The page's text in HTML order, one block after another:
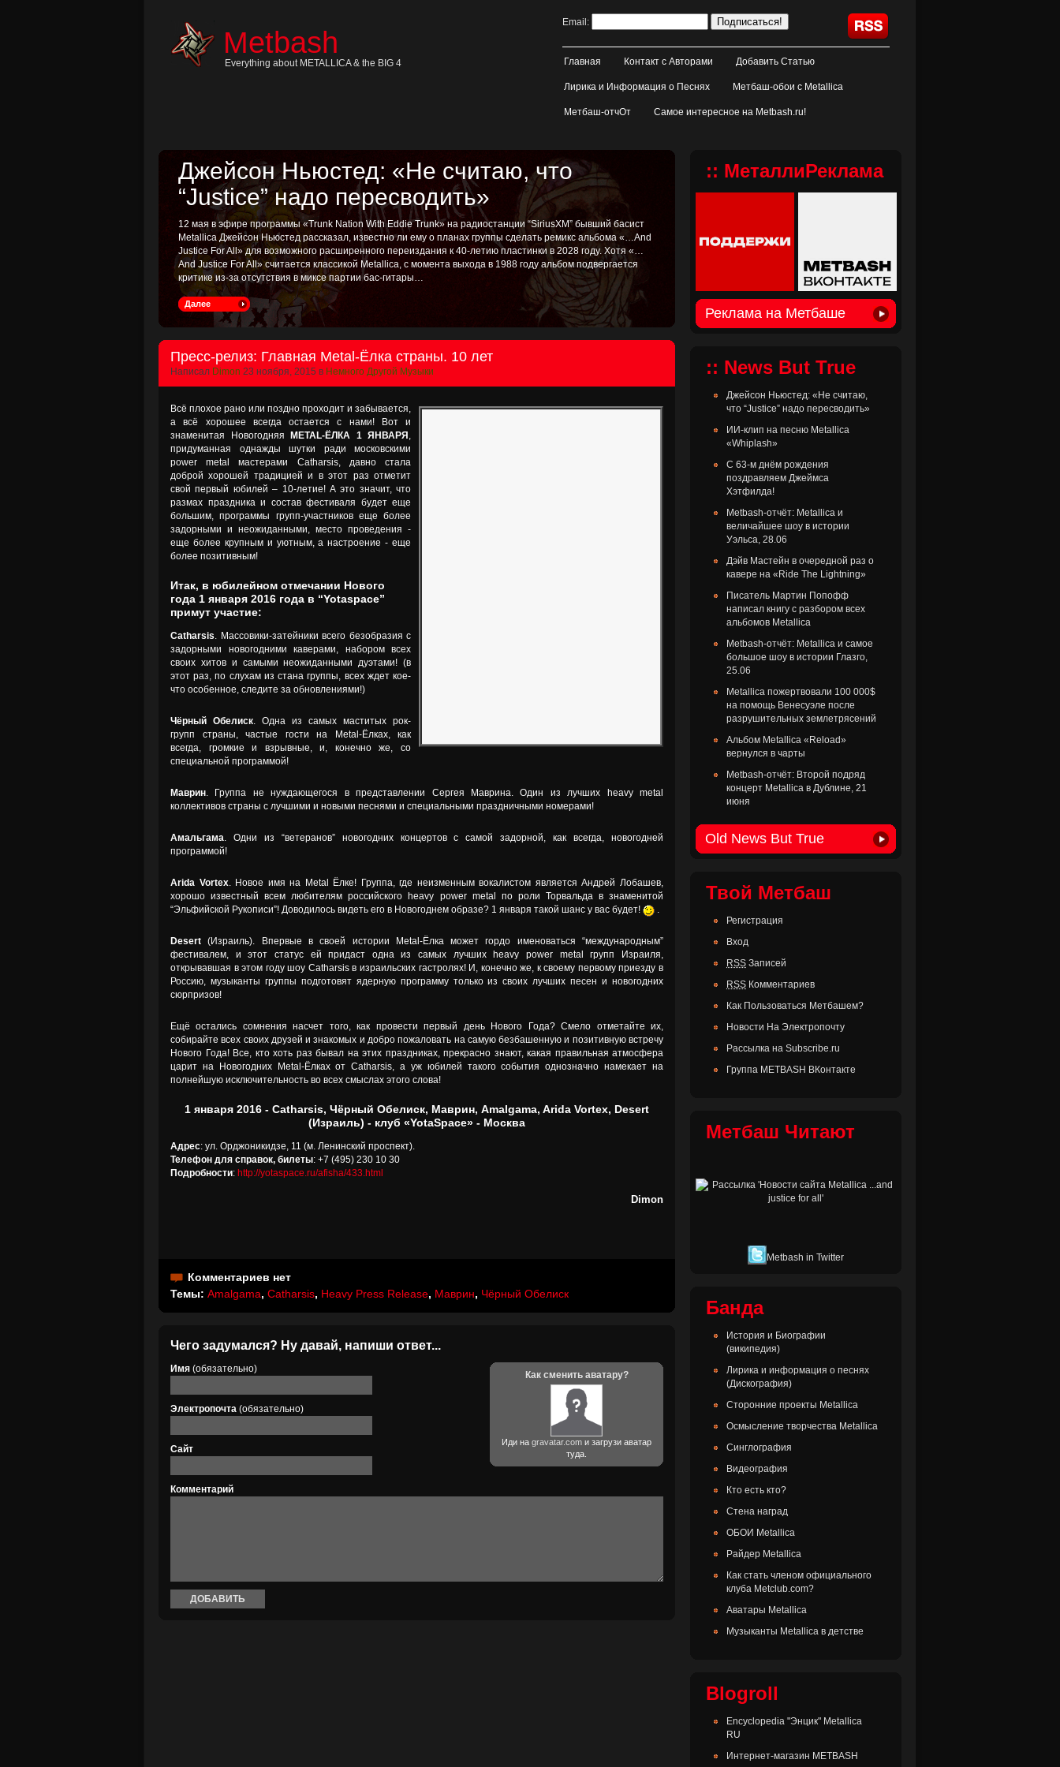
Metbash
Everything about METALLICA & the BIG 4
Email:
Главная Контакт с Авторами Добавить Статью
Лирика и Информация о Песнях Метбаш-обои с Metallica
Метбаш-отчОт Самое интересное на Metbash.ru!
Джейсон Ньюстед: «Не считаю, что
“Justice” надо пересводить»
12 мая в эфире программы «Trunk Nation With Eddie Trunk» на радиостанции “SiriusXM” бывший басист
Metallica Джейсон Ньюстед рассказал, известно ли ему о планах группы сделать ремикс альбома «…And
Justice For All» для возможного расширенного переиздания к 40-летию пластинки в 2028 году. Хотя «…
And Justice For All» считается классикой Metallica, с момента выхода в 1988 году альбом подвергается
критике из-за отсутствия в миксе партии бас-гитары…
Далее
Пресс-релиз: Главная Metal-Ёлка страны. 10 лет
Написал Dimon 23 ноября, 2015 в Немного Другой Музыки
Всё плохое рано или поздно проходит и забывается,
а всё хорошее всегда остается с нами! Вот и
знаменитая Новогодняя
METAL-ЁЛКА 1 ЯНВАРЯ ,
придуманная однажды шутки ради московскими
power metal мастерами Catharsis, давно стала
доброй хорошей традицией и в этот раз отметит
свой первый юбилей – 10-летие! А это значит, что
размах праздника и состав фестиваля будет еще
большим, программы групп-участников еще более
задорными и неожиданными, место проведения -
еще более крупным и уютным, а настроение - еще
более позитивным!
Итак, в юбилейном отмечании Нового
года 1 января 2016 года в “Yotaspace”
примут участие:
Catharsis. Массовики-затейники всего безобразия с
задорными новогодними каверами, набором всех
своих хитов и самыми неожиданными дуэтами! (в
этот раз, по слухам из стана группы, всех ждет кое-
что особенное, следите за обновлениями!)
Чёрный Обелиск. Одна из самых маститых рок-
групп страны, частые гости на Metal-Ёлках, как
всегда, громкие и взрывные, и, конечно же, со
специальной программой!
Маврин. Группа не нуждающегося в представлении Сергея Маврина. Один из лучших heavy metal
коллективов страны с лучшими и новыми песнями и специальными праздничными номерами!
Aмальгама. Одни из “ветеранов” новогодних концертов с самой задорной, как всегда, новогодней
программой!
Arida Vortex. Новое имя на Metal Ёлке! Группа, где неизменным вокалистом является Андрей Лобашев,
хорошо известный всем любителям российского heavy power metal по роли Торвальда в знаменитой
“Эльфийской Рукописи”! Доводилось видеть его в Новогоднем образе? 1 января такой шанс у вас будет!
.
Desert (Израиль). Впервые в своей истории Metal-Ёлка может гордо именоваться “международным”
фестивалем, и этот статус ей придаст одна из самых лучших heavy power metal групп Израиля,
открывавшая в этом году шоу Catharsis в израильских гастролях! И, конечно же, к своему первому приезду в
Россию, музыканты группы подготовят ядерную программу только из своих лучших песен и новогодних
сюрпризов!
Ещё остались сомнения насчет того, как провести первый день Нового Года? Смело отметайте их,
собирайте всех своих друзей и знакомых и добро пожаловать на самую безбашенную и позитивную встречу
Нового Года! Все, кто хоть раз бывал на этих праздниках, прекрасно знают, какая правильная атмосфера
царит на Новогодних Metal-Ёлках от Catharsis, а уж юбилей такого события однозначно намекает на
полнейшую исключительность во всех смыслах этого слова!
1 января 2016 - Catharsis, Чёрный Обелиск, Маврин, Amalgama, Arida Vortex, Desert
(Израиль) - клуб «YotaSpace» - Москва
Адрес: ул. Орджоникидзе, 11 (м. Ленинский проспект).
Телефон для справок, билеты: +7 (495) 230 10 30
Подробности: http://yotaspace.ru/afisha/433.html
Dimon
Комментариев нет
Темы: Amalgama, Catharsis, Heavy Press Release, Маврин, Чёрный Обелиск
Чего задумался? Ну давай, напиши ответ...
Как сменить аватару?
Иди на gravatar.com и загрузи аватар
туда.
Имя (обязательно)
Электропочта (обязательно)
Сайт
Комментарий
:: МеталлиРеклама
Реклама на Метбаше
:: News But True
Джейсон Ньюстед: «Не считаю,
что “Justice” надо пересводить»
ИИ-клип на песню Metallica
«Whiplash»
С 63-м днём рождения
поздравляем Джеймса
Хэтфилда!
Metbash-отчёт: Metallica и
величайшее шоу в истории
Уэльса, 28.06
Дэйв Мастейн в очередной раз о
кавере на «Ride The Lightning»
Писатель Мартин Попофф
написал книгу с разбором всех
альбомов Metallica
Metbash-отчёт: Metallica и самое
большое шоу в истории Глазго,
25.06
Metallica пожертвовали 100 000$
на помощь Венесуэле после
разрушительных землетрясений
Альбом Metallica «Reload»
вернулся в чарты
Metbash-отчёт: Второй подряд
концерт Metallica в Дублине, 21
июня
Old News But True
Твой Метбаш
Регистрация
Вход
RSS Записей
RSS Комментариев
Как Пользоваться Метбашем?
Новости На Электропочту
Рассылка на Subscribe.ru
Группа METBASH ВКонтакте
Метбаш Читают
Metbash in Twitter
Банда
История и Биографии
(википедия)
Лирика и информация о песнях
(Дискография)
Сторонние проекты Metallica
Осмысление творчества Metallica
Синглография
Видеография
Кто есть кто?
Стена наград
ОБОИ Metallica
Райдер Metallica
Как стать членом официального
клуба Metclub.com?
Аватары Metallica
Музыканты Metallica в детстве
Blogroll
Encyclopedia "Энцик" Metallica
RU
Интернет-магазин METBASH